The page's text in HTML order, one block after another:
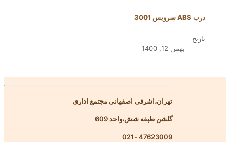
درب ABS سرویس 3001
تاریخ
بهمن 12, 1400
تهران،اشرفی اصفهانی مجتمع اداری
گلشن طبقه شش،واحد 609
47623009 -021